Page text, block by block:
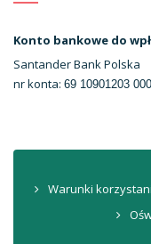
Konto bankowe do
Santander Bank Polska
nr konta: 69 10901203
Warunki